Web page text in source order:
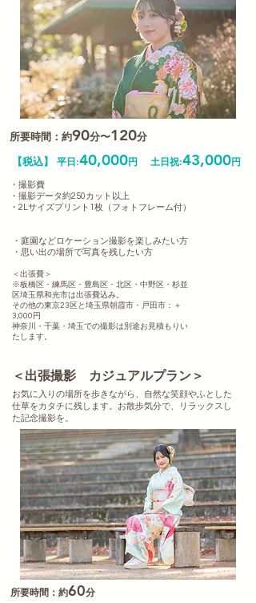
所要時間：約90分〜120分
【税込】 平日:40,000円 土日祝:43,000円
・撮影費
・撮影データ約250カット以上
・2Lサイズプリント1枚（フォトフレーム​付）
・庭園などロケーション撮影を楽しみたい方
・思い出の場所で写真を残したい方
＜出張費＞
※板橋区・練馬区・豊島区・北区・中野区・杉並
区埼玉県和光市は出張費込み。
その他の東京23区と埼玉県朝霞市・戸田市：＋
3,000円
神奈川・千葉・埼玉での撮影は別途お見積もりい
たします。
​＜出張撮影 カジュアルプラン＞
お気に入りの場所を歩きながら、自然な笑顔やふとした
仕草をカタチに残します。お散歩気分で、リラックスし
た記念撮影を。
所要時間：約60分